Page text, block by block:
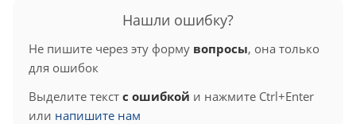
Нашли ошибку?
Не пишите через эту форму вопросы, она только
для ошибок
Выделите текст с ошибкой и нажмите Ctrl+Enter
или напишите нам